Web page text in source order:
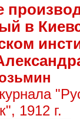
в
1912 г.